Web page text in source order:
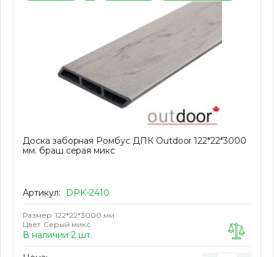
Доска заборная Ромбус ДПК Outdoor 122*22*3000
мм. браш серая микс
Артикул: DPK-2410
Размер 122*22*3000 мм
Цвет Серый микс
В наличии 2 шт.